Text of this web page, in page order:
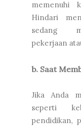
memenuhi
Hindari
sedang
pekerjaan
b. Saat
Jika Anda
seperti
pendidikan,